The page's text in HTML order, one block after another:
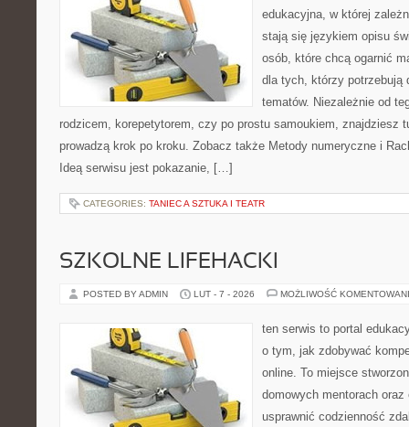
edukacyjna, w której
stają się językiem opisu
osób, które chcą ogarnić
dla tych, którzy potrzebują
tematów. Niezależnie od
rodzicem, korepetytorem, czy po prostu samoukiem, znajdziesz
prowadzą krok po kroku. Zobacz także Metody numeryczne i
Ideą serwisu jest pokazanie, […]
CATEGORIES: TANIEC A SZTUKA I TEATR
SZKOLNE LIFEHACKI
POSTED BY ADMIN LUT - 7 - 2026 MOŻLIWOŚĆ
ten serwis to portal
o tym, jak zdobywać
online. To miejsce
domowych mentorach
usprawnić codzienność